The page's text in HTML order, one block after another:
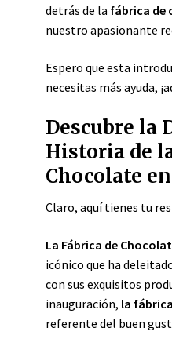
detrás de la fábrica de
nuestro apasionante
Espero que esta
necesitas más ayuda,
Descubre la
Historia de
Chocolate
Claro, aquí tienes tu
La Fábrica de
icónico que ha
con sus exquisitos
inauguración, la fábrica
referente del buen